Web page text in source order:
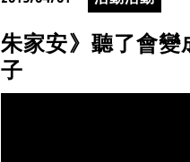
朱家安》聽了會變
子